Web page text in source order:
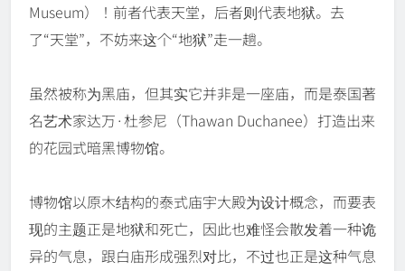
Museum）！前者代表天堂，后者则代表地狱。去
了“天堂”，不妨来这个“地狱”走一趟。
虽然被称为黑庙，但其实它并非是一座庙，而是泰国著
名艺术家达万·杜参尼（Thawan Duchanee）打造出来
的花园式暗黑博物馆。
博物馆以原木结构的泰式庙宇大殿为设计概念，而要表
现的主题正是地狱和死亡，因此也难怪会散发着一种诡
异的气息，跟白庙形成强烈对比，不过也正是这种气息